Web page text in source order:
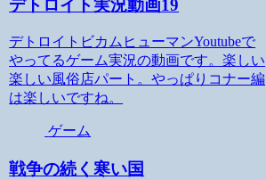
デトロイト実況動画19
デトロイトビカムヒューマンYoutubeで
やってるゲーム実況の動画です。楽しい
楽しい風俗店パート。やっぱりコナー編
は楽しいですね。
ゲーム
戦争の続く寒い国